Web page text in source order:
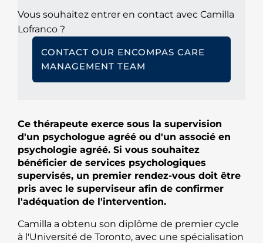
Vous souhaitez entrer en contact avec Camilla
Lofranco ?
CONTACT OUR ENCOMPAS CARE
MANAGEMENT TEAM
Ce thérapeute exerce sous la supervision
d'un psychologue agréé ou d'un associé en
psychologie agréé. Si vous souhaitez
bénéficier de services psychologiques
supervisés, un premier rendez-vous doit être
pris avec le superviseur afin de confirmer
l'adéquation de l'intervention.
Camilla a obtenu son diplôme de premier cycle
à l'Université de Toronto, avec une spécialisation